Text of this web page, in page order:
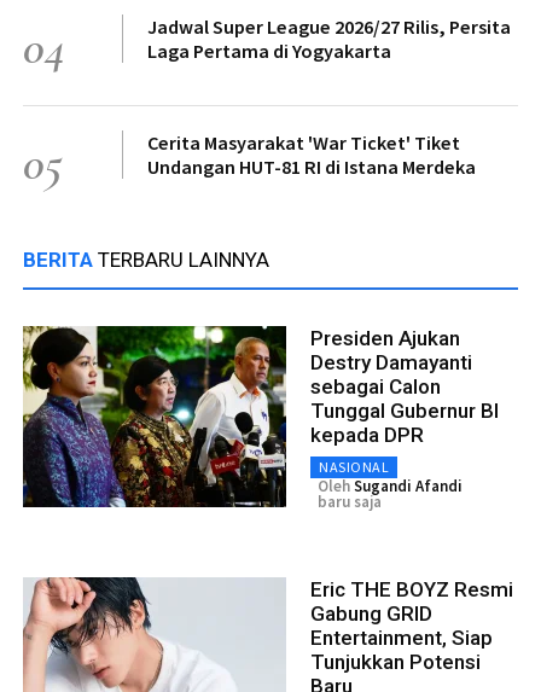
04
Jadwal Super League 2026/27 Rilis, Persita
Laga Pertama di Yogyakarta
05
Cerita Masyarakat 'War Ticket' Tiket
Undangan HUT-81 RI di Istana Merdeka
BERITA TERBARU LAINNYA
Presiden Ajukan
Destry Damayanti
sebagai Calon
Tunggal Gubernur BI
kepada DPR
NASIONAL
OlehSugandi Afandi
baru saja
Eric THE BOYZ Resmi
Gabung GRID
Entertainment, Siap
Tunjukkan Potensi
Baru